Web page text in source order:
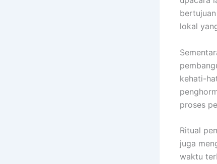
lokal
kehati-
proses
Ritual
juga
waktu